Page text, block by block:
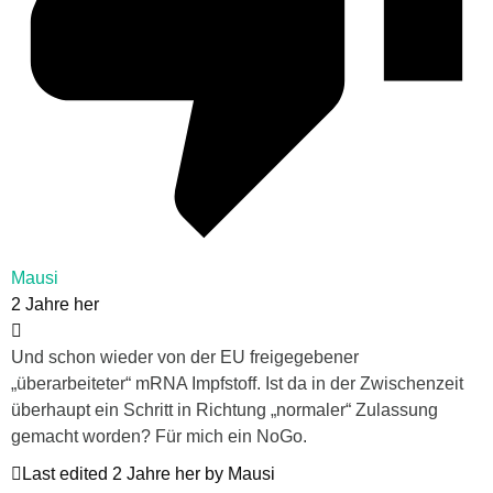
Mausi
2 Jahre her
Und schon wieder von der EU freigegebener
„überarbeiteter“ mRNA Impfstoff. Ist da in der Zwischenzeit
überhaupt ein Schritt in Richtung „normaler“ Zulassung
gemacht worden? Für mich ein NoGo.
Last edited 2 Jahre her by Mausi